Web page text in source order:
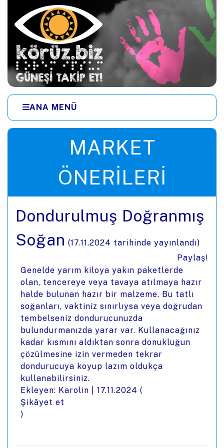
Ana içeriğe zıpla
ANA MENÜ
MARKET
ÖNERILERI
Dondurulmuş Doğranmış
Soğan (17.11.2024 tarihinde yayınlandı)
Paylaş!
Genelde yarım kiloya yakın paketlerde
olan, tencereye veya tavaya atılmaya hazır
halde bulunan hazır bir malzeme. Bu tatlı
soğanları, vaktiniz sınırlıysa veya doğrudan
tembelseniz dondurucunuzda
bulundurmanızda yarar var. Kullanacağınız
kadar kısmını aldıktan sonra donukluğun
çözülmesine izin vermeden tekrar
dondurucuya koyup lazım oldukça
kullanabilirsiniz.
Ekleyen: Karolin | 17.11.2024 (
Şikâyet et
)
Menüye zıpla